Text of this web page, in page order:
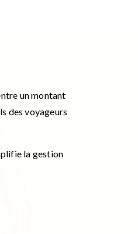
un montant
des voyageurs
la gestion